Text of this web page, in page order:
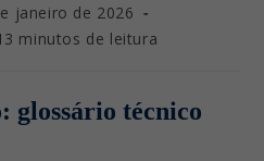
janeiro de 2026
minutos de leitura
glossário técnico